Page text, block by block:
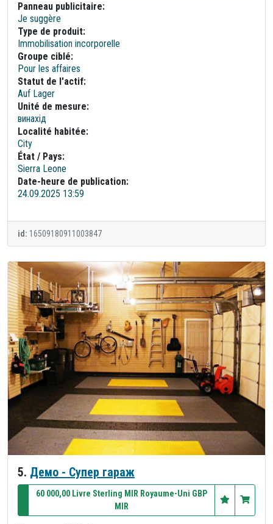
Panneau publicitaire:
Je suggère
Type de produit:
Immobilisation incorporelle
Groupe ciblé:
Pour les affaires
Statut de l'actif:
Auf Lager
Unité de mesure:
винахід
Localité habitée:
City
État / Pays:
Sierra Leone
Date-heure de publication:
24.09.2025 13:59
id: 16509180911003847
5. Демо - Супер гараж
60 000,00 Livre Sterling MIR Royaume-Uni GBP
MIR